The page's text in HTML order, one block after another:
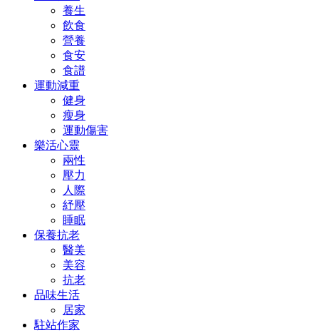
養生
飲食
營養
食安
食譜
運動減重
健身
瘦身
運動傷害
樂活心靈
兩性
壓力
人際
紓壓
睡眠
保養抗老
醫美
美容
抗老
品味生活
居家
駐站作家